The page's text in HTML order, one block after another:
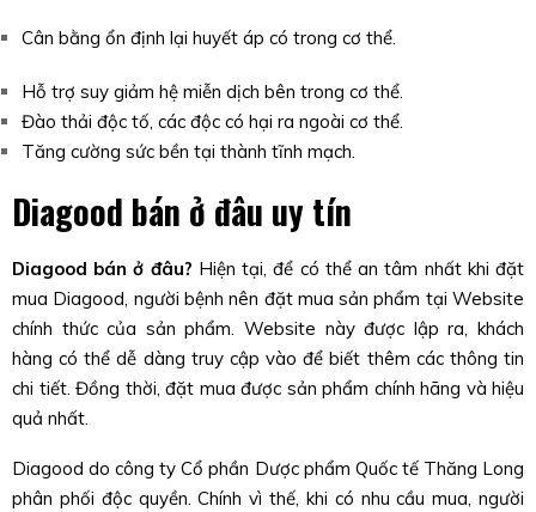
Cân bằng ổn định lại huyết áp có trong cơ thể.
Hỗ trợ suy giảm hệ miễn dịch bên trong cơ thể.
Đào thải độc tố, các độc có hại ra ngoài cơ thể.
Tăng cường sức bền tại thành tĩnh mạch.
Diagood bán ở đâu uy tín
Diagood bán ở đâu? Hiện tại, để có thể an tâm nhất khi đặt
mua Diagood, người bệnh nên đặt mua sản phẩm tại Website
chính thức của sản phẩm. Website này được lập ra, khách
hàng có thể dễ dàng truy cập vào để biết thêm các thông tin
chi tiết. Đồng thời, đặt mua được sản phẩm chính hãng và hiệu
quả nhất.
Diagood do công ty Cổ phần Dược phẩm Quốc tế Thăng Long
phân phối độc quyền. Chính vì thế, khi có nhu cầu mua, người